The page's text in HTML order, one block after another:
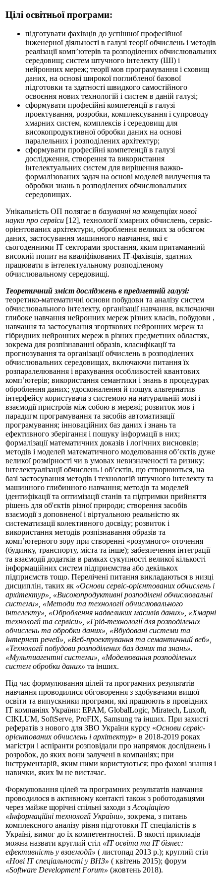
Цілі освітньої програми:
підготувати фахівців до успішної професійної
інженерної діяльності в галузі теорії обчислень і методів
реалізації комп’ютерів та розподілених обчислювальних
середовищ; систем штучного інтелекту (ШІ) і
нейронних мереж; теорії мов програмування і сховищ
даних, на основі широкої поглибленої базової
підготовки та здатності швидкого самостійного
освоєння нових технологій і систем в даній галузі;
сформувати професійні компетенції в галузі
проектування, розробки, комплексування і супроводу
хмарних систем, комплексів і середовищ для
високопродуктивної обробки даних на основі
паралельних і розподілених архітектур;
сформувати професійні компетенції в галузі
дослідження, створення та використання
інтелектуальних систем для вирішення важко-
формалізованих задач на основі моделей вилучення та
обробки знань в розподілених обчислювальних
середовищах.
Унікальність ОП полягає в базуванні на концепціях нової
науки про сервіси [12], технології хмарних обчислень, сервіс-
орієнтованих архітектури, оброблення великих за обсягом
даних, застосування машинного навчання, які є
сьогоденними ІТ секторами зростання, яким притаманний
високий попит на кваліфікованих ІТ-фахівців, здатних
працювати в інтелектуальному розподіленому
обчислювальному середовищі.
Теоретичний зміст досліджень в предметній галузі:
теоретико-математичні основи побудови та аналізу систем
обчислювального інтелекту, організації навчання, включаючи
глибоке навчання нейронних мереж різних класів, побудови ,
навчання та застосування згорткових нейронних мереж та
гібридних нейронних мереж в різних предметних областях,
зокрема для розпізнаванні образів, класифікації та
прогнозування та організації обчислень в розподілених
обчислювальних середовищах, включаючи питання їх
розпаралелювання і врахування особливостей квантових
комп’ютерів; використання семантики і знань в процедурах
оброблення даних; удосконалення й пошук альтернатив
інтерфейсу користувача з системою на натуральній мові і
взаємодії пристроїв між собою в мережі; розвиток мов і
парадигм програмування та засобів автоматизації
програмування; інноваційних баз даних і знань та
ефективного зберігання і пошуку інформації в них;
формалізації математичних доказів і логічних висновків;
методів і моделей математичного моделювання об’єктів дуже
великої розмірності чи в умовах невизначеності та ризику;
інтелектуалізації обчислень і об’єктів, що створюються, на
базі застосування методів і технологій штучного інтелекту та
машинного глибинного навчання; методів та моделей
ідентифікації та оптимізації станів та підтримки прийняття
рішень для об'єктів різної природи; створення засобів
взаємодії з доповненої і віртуальною реальністю як
систематизації колективного досвіду; розвиток і
використання методів розпізнавання образів та
комп’ютерного зору при створенні «розумного» оточення
(будинку, транспорту, міста та інше); забезпечення інтеграції
та взаємодії додатків в рамках сукупності великої кількості
інформаційних систем підприємства або декількох
підприємств тощо. Перелічені питання викладаються в низці
дисциплін, таких як «Основи сервіс-орієнтованих обчислень і
архітектур», «Високопродуктивні розподілені обчислювальні
системи», «Методи та технології обчислювального
інтелекту», «Оброблення надвеликих масивів даних», «Хмарні
технології та сервіси», «Грід-технології для розподілених
обчислень та обробки даних», «Вбудовані системи та
Інтернет речей», «Веб-проектування та семантичний веб»,
«Технології побудови розподілених баз даних та знань».
«Мультиагентні системи», «Моделювання розподілених
систем обробки даних» та інших.
Під час формулювання цілей та програмних результатів
навчання проводилися обговорення з здобувачами вищої
освіти та випускники програми, які працюють в провідних
ІТ компаніях України: EPAM, GlobalLogic, Miratech, Luxoft,
CIKLUM, SoftServe, ProFIX, Samsung та інших. При захисті
рефератів з нового для ЗВО України курсу «Основи сервіс-
орієнтованих обчислень і архітектур» в 2018-2019 роках
магістри і аспіранти розповідали про напрямок досліджень і
розробок, до яких вони залучені в компаніях; при
інструментарій, яким ними користуються; про фахові знання і
навички, яких їм не вистачає.
Формулювання цілей та програмних результатів навчання
проводилося в активному контакті також з роботодавцями
через майже щорічні спільні заходи з Асоціацією
«Інформаційні технології України», зокрема, з питань
комплексного аналізу рівня підготовки ІТ спеціалістів в
Україні, вимог до їх компетентностей. В якості прикладів
можна назвати круглий стіл «ІТ освіта та ІТ бізнес:
ефективність у взаємодії» ( листопад 2013 р.); круглий стіл
«Нові ІТ спеціальності у ВНЗ» ( квітень 2015); форум
«Software Development Forum» (жовтень 2018).